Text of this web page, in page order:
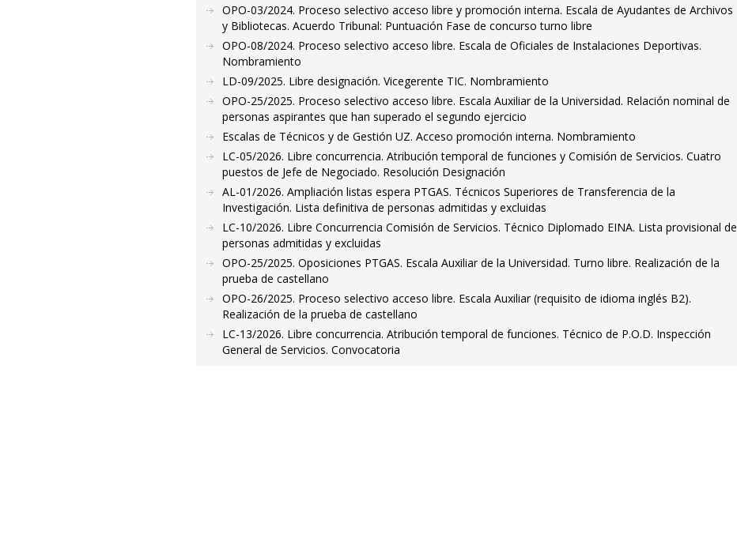
OPO-03/2024. Proceso selectivo acceso libre y promoción interna. Escala de Ayudantes de Archivos
y Bibliotecas. Acuerdo Tribunal: Puntuación Fase de concurso turno libre
OPO-08/2024. Proceso selectivo acceso libre. Escala de Oficiales de Instalaciones Deportivas.
Nombramiento
LD-09/2025. Libre designación. Vicegerente TIC. Nombramiento
OPO-25/2025. Proceso selectivo acceso libre. Escala Auxiliar de la Universidad. Relación nominal de
personas aspirantes que han superado el segundo ejercicio
Escalas de Técnicos y de Gestión UZ. Acceso promoción interna. Nombramiento
LC-05/2026. Libre concurrencia. Atribución temporal de funciones y Comisión de Servicios. Cuatro
puestos de Jefe de Negociado. Resolución Designación
AL-01/2026. Ampliación listas espera PTGAS. Técnicos Superiores de Transferencia de la
Investigación. Lista definitiva de personas admitidas y excluidas
LC-10/2026. Libre Concurrencia Comisión de Servicios. Técnico Diplomado EINA. Lista provisional de
personas admitidas y excluidas
OPO-25/2025. Oposiciones PTGAS. Escala Auxiliar de la Universidad. Turno libre. Realización de la
prueba de castellano
OPO-26/2025. Proceso selectivo acceso libre. Escala Auxiliar (requisito de idioma inglés B2).
Realización de la prueba de castellano
LC-13/2026. Libre concurrencia. Atribución temporal de funciones. Técnico de P.O.D. Inspección
General de Servicios. Convocatoria